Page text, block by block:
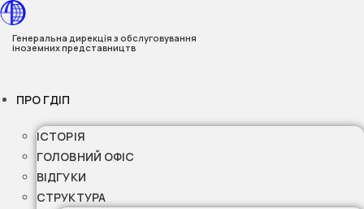
Перейти
до
вмісту
Генеральна дирекція з обслуговування
іноземних представництв
ПРО ГДІП
ІСТОРІЯ
ГОЛОВНИЙ ОФІС
ВІДГУКИ
СТРУКТУРА